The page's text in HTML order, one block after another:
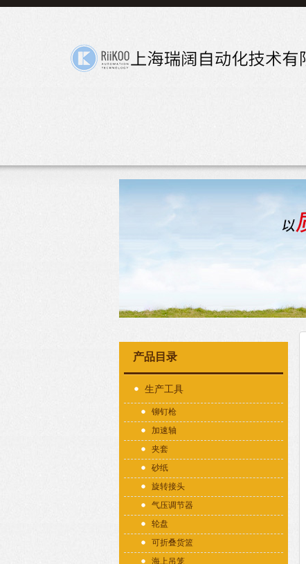
产品目录
生产工具
铆钉枪
加速轴
夹套
砂纸
旋转接头
气压调节器
轮盘
可折叠货篮
海上吊笼